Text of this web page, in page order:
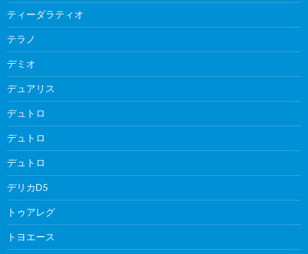
ティーダラティオ
テラノ
デミオ
デュアリス
デュトロ
デュトロ
デュトロ
デリカD5
トゥアレグ
トヨエース